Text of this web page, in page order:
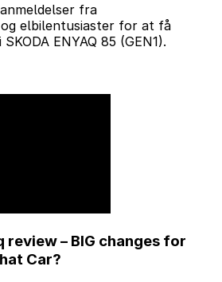
fra
elbilentusiaster for at få
ENYAQ 85 (GEN1).
review – BIG changes for
Car?